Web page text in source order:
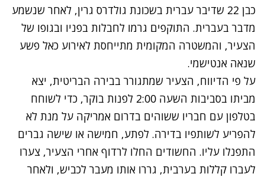
כבן 22 שדיבר עברית בשכונת גולדרס גרין, לאחר שנשמע
מדבר בעברית. התוקפים גרמו לחבלות בפניו ובגופו של
הצעיר, והמשטרה המקומית מתייחסת לאירוע כאל פשע
שנאה אנטישמי.
על פי הדיווח, הצעיר שמתגורר בבירה הבריטית, יצא
מביתו בסביבות השעה 2:00 לפנות בוקר, כדי לשוחח
בטלפון עם חבריו ששוהים בדרום אמריקה על מנת לא
להפריע לשותפיו בדירה. לפתע, חמישה או שישה גברים
התפנלו עליו. החשודים החלו לרדוף אחרי הצעיר, צערו
לעברו קללות בערבית, גררו אותו מעבר לכביש, ולאחר